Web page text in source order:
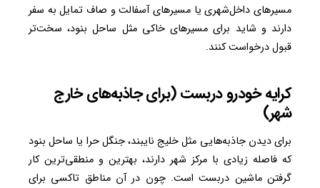
مسیرهای داخل‌شهری یا مسیرهای آسفالت و صاف تمایل به سفر
دارند و شاید برای مسیرهای خاکی مثل ساحل بنود، سخت‌تر
قبول درخواست کنند.
کرایه خودرو دربست (برای جاذبه‌های خارج
شهر)
برای دیدن جاذبه‌هایی مثل خلیج نایبند، جنگل حرا یا ساحل بنود
که فاصله زیادی با مرکز شهر دارند، بهترین و منطقی‌ترین کار
گرفتن ماشین دربست است. چون در آن مناطق تاکسی برای